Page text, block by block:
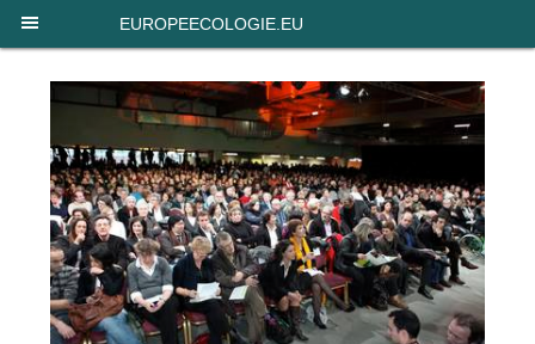
EUROPEECOLOGIE.EU